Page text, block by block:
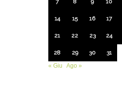
7 8 9 10
14 15 16 17
21 22 23 24
28 29 30
31
« Giu
Ago »